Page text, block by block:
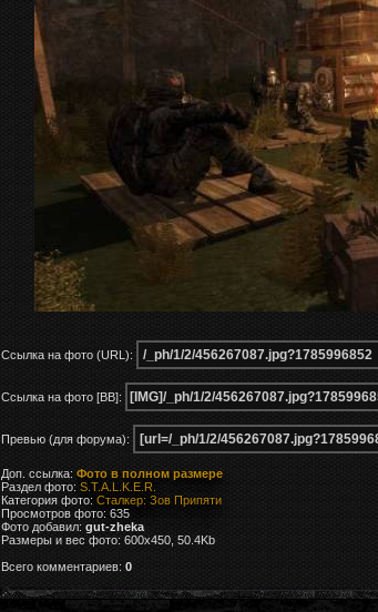
Ссылка на фото (URL):
Ссылка на фото [BB]:
Превью (для форума):
Доп. ссылка: Фото в полном размере
Раздел фото: S.T.A.L.K.E.R.
Категория фото: Сталкер: Зов Припяти
Просмотров фото: 635
Фото добавил: gut-zheka
Размеры и вес фото: 600x450, 50.4Kb
Всего комментариев: 0